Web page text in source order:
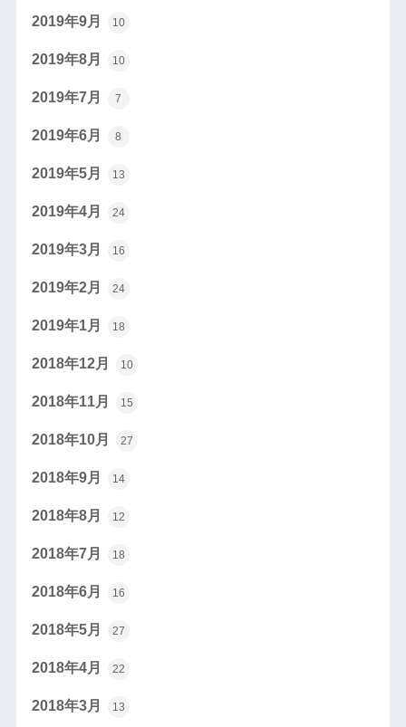
2019年9月 10
2019年8月 10
2019年7月 7
2019年6月 8
2019年5月 13
2019年4月 24
2019年3月 16
2019年2月 24
2019年1月 18
2018年12月 10
2018年11月 15
2018年10月 27
2018年9月 14
2018年8月 12
2018年7月 18
2018年6月 16
2018年5月 27
2018年4月 22
2018年3月 13